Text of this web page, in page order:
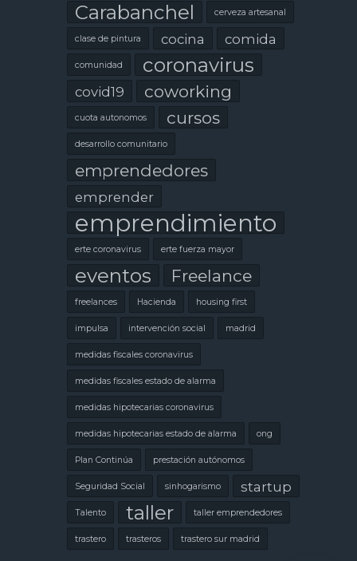
Carabanchel cerveza artesanal
clase de pintura cocina comida
comunidad coronavirus
covid19 coworking
cuota autonomos cursos
desarrollo comunitario
emprendedores
emprender
emprendimiento
erte coronavirus erte fuerza mayor
eventos Freelance
freelances Hacienda housing first
impulsa intervención social madrid
medidas fiscales coronavirus
medidas fiscales estado de alarma
medidas hipotecarias coronavirus
medidas hipotecarias estado de alarma ong
Plan Continúa prestación autónomos
Seguridad Social sinhogarismo startup
Talento taller taller emprendedores
trastero trasteros trastero sur madrid